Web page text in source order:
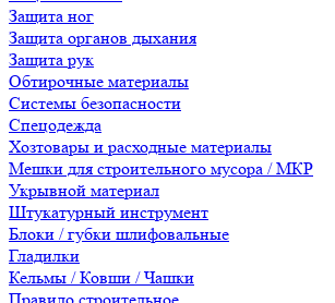
Защита ног
Защита органов дыхания
Защита рук
Обтирочные материалы
Системы безопасности
Спецодежда
Хозтовары и расходные материалы
Мешки для строительного мусора / МКР
Укрывной материал
Штукатурный инструмент
Блоки / губки шлифовальные
Гладилки
Кельмы / Ковши / Чашки